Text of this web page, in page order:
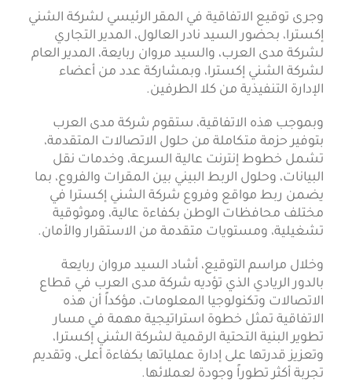
وجرى توقيع الاتفاقية في المقر الرئيسي لشركة الشني
إكسترا، بحضور السيد نادر العالول، المدير التجاري
لشركة مدى العرب، والسيد مروان ربايعة، المدير العام
لشركة الشني إكسترا، وبمشاركة عدد من أعضاء
الإدارة التنفيذية من كلا الطرفين.
وبموجب هذه الاتفاقية، ستقوم شركة مدى العرب
بتوفير حزمة متكاملة من حلول الاتصالات المتقدمة،
تشمل خطوط إنترنت عالية السرعة، وخدمات نقل
البيانات، وحلول الربط البيني بين المقرات والفروع، بما
يضمن ربط مواقع وفروع شركة الشني إكسترا في
مختلف محافظات الوطن بكفاءة عالية، وموثوقية
تشغيلية، ومستويات متقدمة من الاستقرار والأمان.
وخلال مراسم التوقيع، أشاد السيد مروان ربايعة
بالدور الريادي الذي تؤديه شركة مدى العرب في قطاع
الاتصالات وتكنولوجيا المعلومات، مؤكداً أن هذه
الاتفاقية تمثل خطوة استراتيجية مهمة في مسار
تطوير البنية التحتية الرقمية لشركة الشني إكسترا،
وتعزيز قدرتها على إدارة عملياتها بكفاءة أعلى، وتقديم
تجربة أكثر تطوراً وجودة لعملائها.